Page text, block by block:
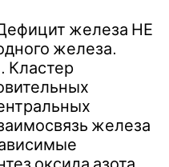
железа НЕ
железа.
Кластер
железа